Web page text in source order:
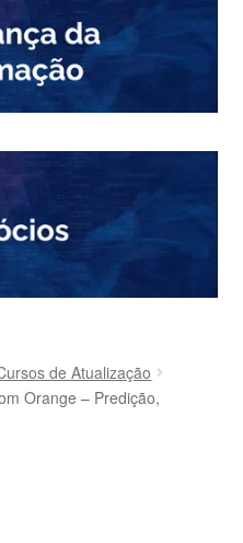
de Atualização
Orange – Predição,